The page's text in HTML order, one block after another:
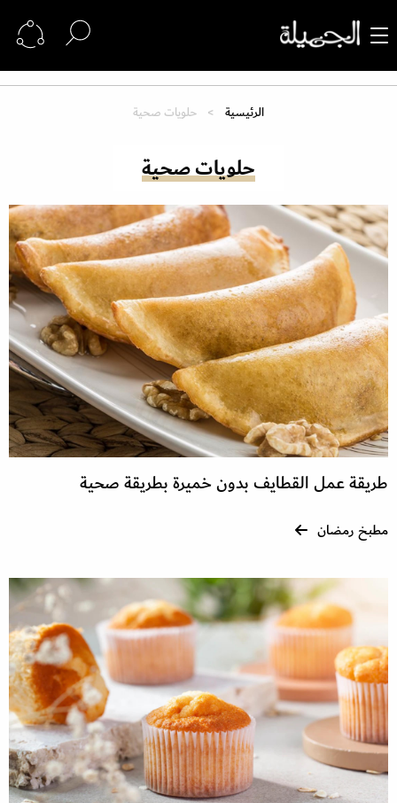
الرئيسية حلويات صحية
حلويات صحية
طريقة عمل القطايف بدون خميرة بطريقة صحية
مطبخ رمضان